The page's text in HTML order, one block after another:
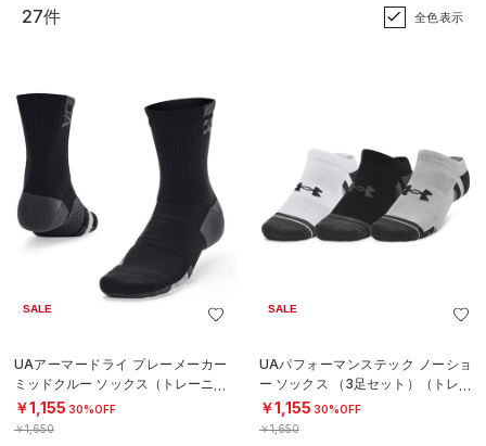
27件 全色表示
SALE
UAアーマードライ プレーメーカー
ミッドクルー ソックス（トレーニン
グ/UNISEX）
￥1,155 30%OFF
￥1,650
SALE
UAパフォーマンステック ノーショ
ー ソックス （3足セット）（トレー
ニング/UNISEX）
￥1,155 30%OFF
￥1,650